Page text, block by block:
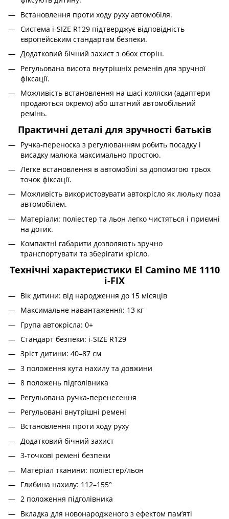
Встановлення проти ходу руху автомобіля.
Система i-SIZE R129 підтверджує відповідність
європейським стандартам безпеки.
Додатковий бічний захист з обох сторін.
Регульована висота внутрішніх ременів для зручної
фіксації.
Можливість встановлення на шасі коляски (адаптери
продаються окремо) або штатний автомобільний
ремінь.
Практичні деталі для зручності батьків
Ручка-переноска з регулюванням робить посадку і
висадку малюка максимально простою.
Легке встановлення в автомобілі за допомогою трьох
точок фіксації.
Можливість використовувати автокрісло як люльку поза
автомобілем.
Матеріали: поліестер та льон легко чистяться і приємні
на дотик.
Компактні габарити дозволяють зручно
транспортувати та зберігати крісло.
Технічні характеристики El Camino ME 1110
i-FIX
Вік дитини: від народження до 15 місяців
Максимальне навантаження: 13 кг
Група автокрісла: 0+
Стандарт безпеки: i-SIZE R129
Зріст дитини: 40–87 см
3 положення кута нахилу та довжини
8 положень підголівника
Регульована ручка-перенесення
Регульовані внутрішні ремені
Встановлення проти ходу руху
Додатковий бічний захист
3-точкові ремені безпеки
Матеріал тканини: поліестер/льон
Глибина нахилу: 112–155°
2 положення підголівника
Вкладка для новонародженого з ефектом пам’яті